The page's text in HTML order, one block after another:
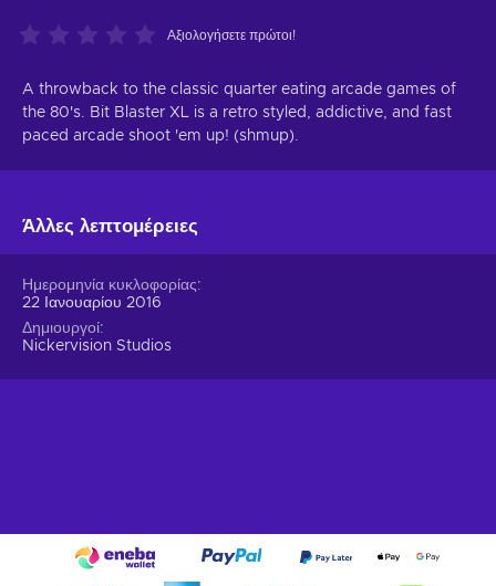
Αξιολογήσετε πρώτοι!
A throwback to the classic quarter eating arcade games of
the 80's. Bit Blaster XL is a retro styled, addictive, and fast
paced arcade shoot 'em up! (shmup).
Άλλες λεπτομέρειες
Ημερομηνία κυκλοφορίας
22 Ιανουαρίου 2016
Δημιουργοί
Nickervision Studios